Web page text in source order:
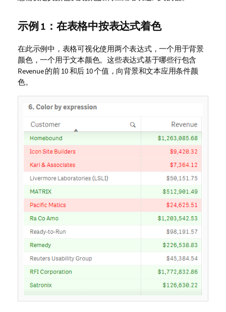
示例 1：在表格中按表达式着色
在此示例中，表格可视化使用两个表达式，一个用于背景
颜色，一个用于文本颜色。这些表达式基于哪些行包含
Revenue的前 10 和后 10 个值，向背景和文本应用条件颜
色。